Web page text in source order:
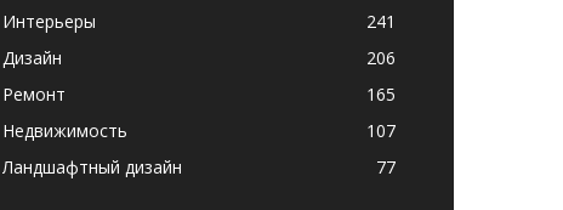
Интерьеры
241
Дизайн
206
Ремонт
165
Недвижимость
107
Ландшафтный дизайн
77